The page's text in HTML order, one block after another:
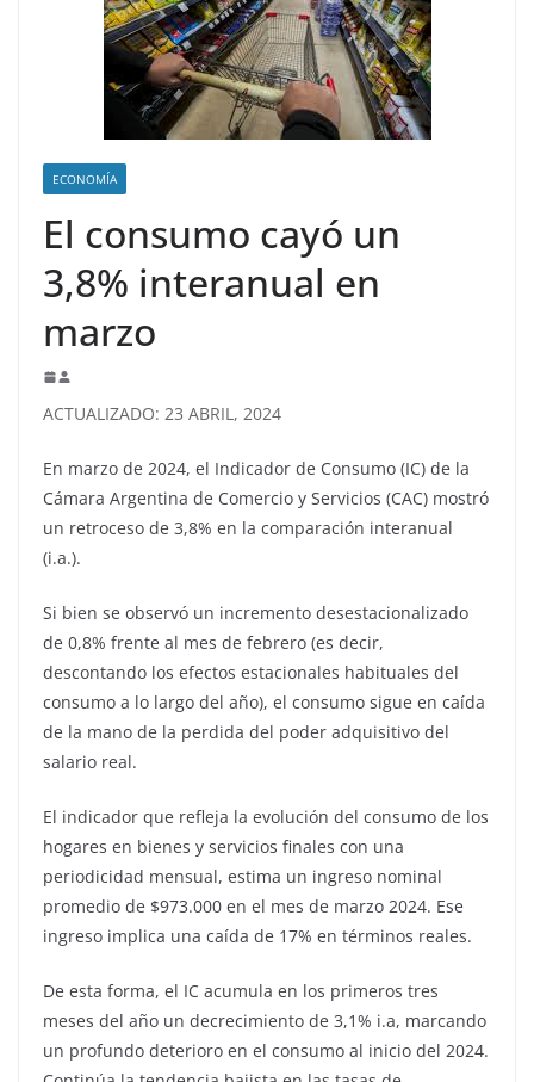
ECONOMÍA
El consumo cayó un
3,8% interanual en
marzo
ACTUALIZADO: 23 ABRIL, 2024
En marzo de 2024, el Indicador de Consumo (IC) de la
Cámara Argentina de Comercio y Servicios (CAC) mostró
un retroceso de 3,8% en la comparación interanual
(i.a.).
Si bien se observó un incremento desestacionalizado
de 0,8% frente al mes de febrero (es decir,
descontando los efectos estacionales habituales del
consumo a lo largo del año), el consumo sigue en caída
de la mano de la perdida del poder adquisitivo del
salario real.
El indicador que refleja la evolución del consumo de los
hogares en bienes y servicios finales con una
periodicidad mensual, estima un ingreso nominal
promedio de $973.000 en el mes de marzo 2024. Ese
ingreso implica una caída de 17% en términos reales.
De esta forma, el IC acumula en los primeros tres
meses del año un decrecimiento de 3,1% i.a, marcando
un profundo deterioro en el consumo al inicio del 2024.